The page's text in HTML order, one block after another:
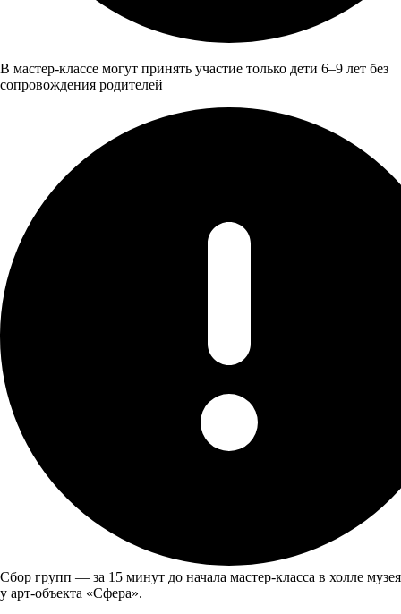
В мастер-классе могут принять участие только дети 6–9 лет без
сопровождения родителей
Сбор групп — за 15 минут до начала мастер-класса в холле музея
у арт-объекта «Сфера».